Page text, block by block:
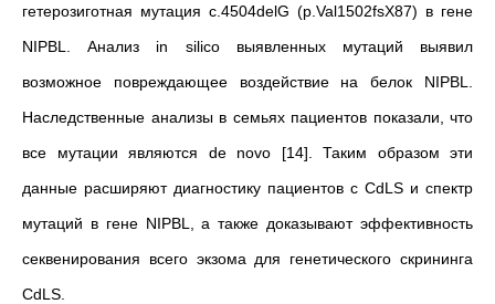
гетерозиготная мутация c.4504delG (p.Val1502fsX87) в гене
NIPBL. Анализ in silico выявленных мутаций выявил
возможное повреждающее воздействие на белок NIPBL.
Наследственные анализы в семьях пациентов показали, что
все мутации являются de novo [14]. Таким образом эти
данные расширяют диагностику пациентов с CdLS и спектр
мутаций в гене NIPBL, а также доказывают эффективность
секвенирования всего экзома для генетического скрининга
CdLS.